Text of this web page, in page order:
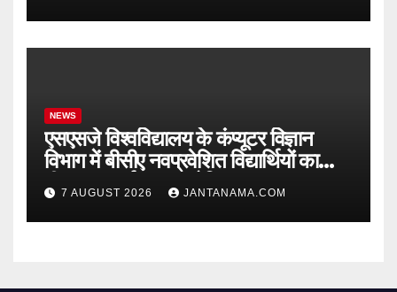
NEWS
एसएसजे विश्वविद्यालय के कंप्यूटर विज्ञान
विभाग में बीसीए नवप्रवेशित विद्यार्थियों का
दीक्षारम्भ कार्यक्रम आयोजित
7 AUGUST 2026 JANTANAMA.COM